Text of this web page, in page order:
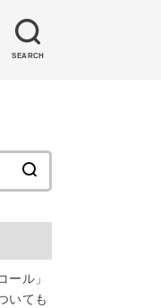
SEARCH
ール」
いても